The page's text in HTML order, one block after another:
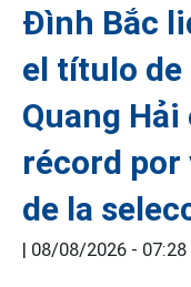
Đình Bắc
el título de
Quang
récord
de la
| 08/08/2026 - 07:28